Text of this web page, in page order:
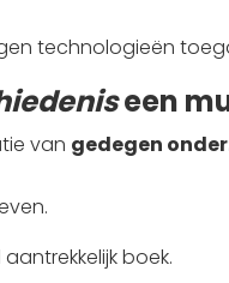
technologieën
een
van gedegen
boek.